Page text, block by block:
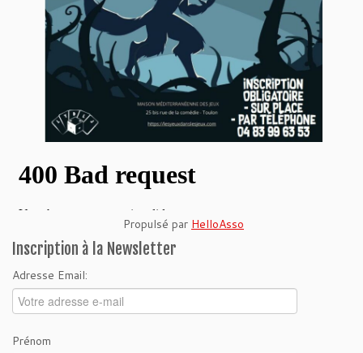
Propulsé par HelloAsso
Inscription à la Newsletter
Adresse Email:
Prénom